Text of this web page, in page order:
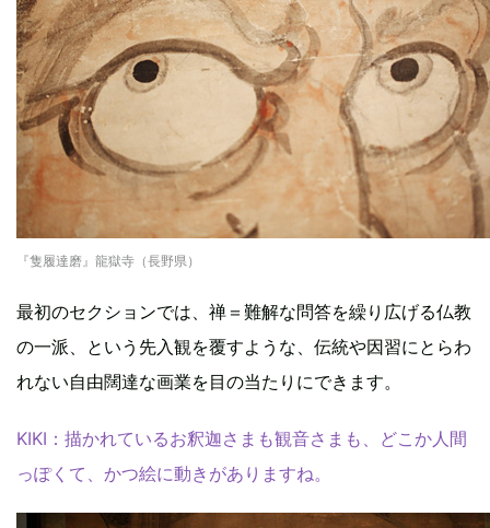
『隻履達磨』龍獄寺（長野県）
最初のセクションでは、禅＝難解な問答を繰り広げる仏教
の一派、という先入観を覆すような、伝統や因習にとらわ
れない自由闊達な画業を目の当たりにできます。
KIKI：描かれているお釈迦さまも観音さまも、どこか人間
っぽくて、かつ絵に動きがありますね。